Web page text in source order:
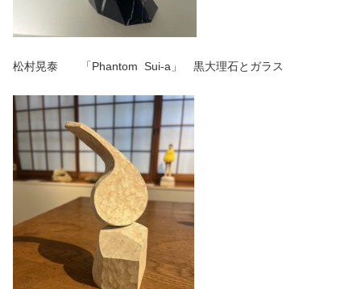
松村晃泰 「Phantom Sui-a」 黒大理石とガラス